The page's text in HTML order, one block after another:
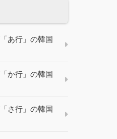
あ行」の韓国
か行」の韓国
さ行」の韓国